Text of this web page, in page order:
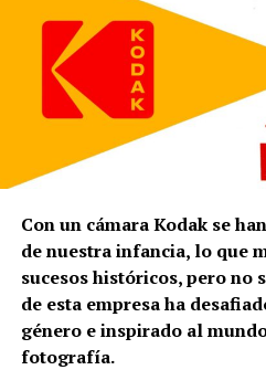
Con un cámara Kodak se
de nuestra infancia, lo que
sucesos históricos, pero no
de esta empresa ha
género e inspirado al
fotografía.